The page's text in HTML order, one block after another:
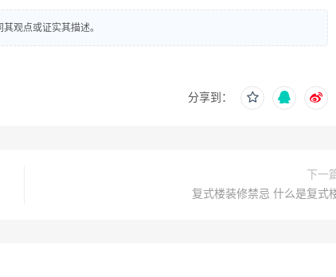
观点或证实其描述。
分享到：
下一
复式楼装修禁忌 什么是复式